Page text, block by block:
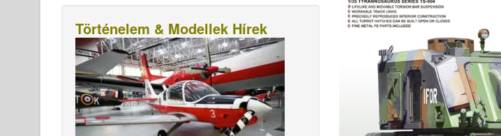
Történelem & Modellek Hírek